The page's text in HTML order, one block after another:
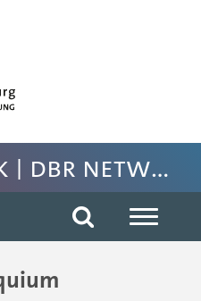
DBR-Netzwerk | DBR network